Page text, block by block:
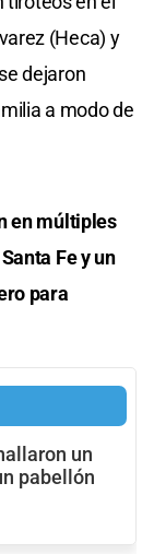
(Heca) y
dejaron
a modo de
en múltiples
Fe y un
para
un
pabellón